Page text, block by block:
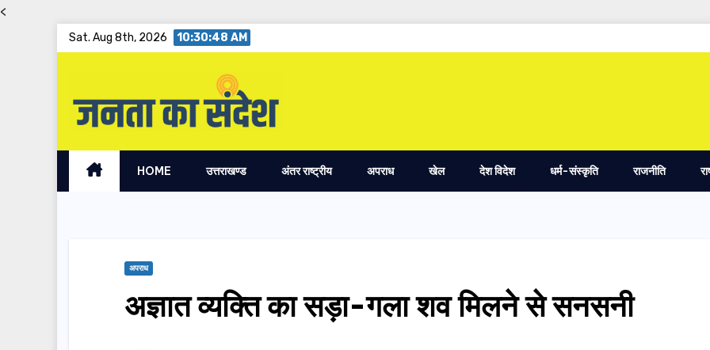
<
Sat. Aug 8th, 2026 10:30:49 AM
HOME उत्तराखण्ड अंतर राष्ट्रीय अपराध खेल देश विदेश धर्म-संस्कृति राजनीति
अपराध
अज्ञात व्यक्ति का सड़ा-गला शव मिलने से सनसनी